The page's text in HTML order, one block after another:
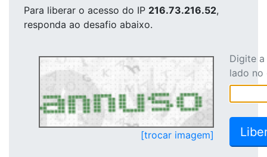
Para liberar o acesso do IP 216.73.216.52,
responda ao desafio abaixo.
[trocar imagem]
Digite
lado no